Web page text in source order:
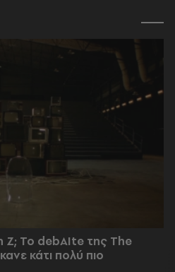
Z; Το debAIte της The
κάτι πολύ πιο